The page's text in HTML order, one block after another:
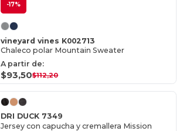
-17%
vineyard vines K002713
Chaleco polar Mountain Sweater
A partir de:
$93,50$112,20
DRI DUCK 7349
Jersey con capucha y cremallera Mission